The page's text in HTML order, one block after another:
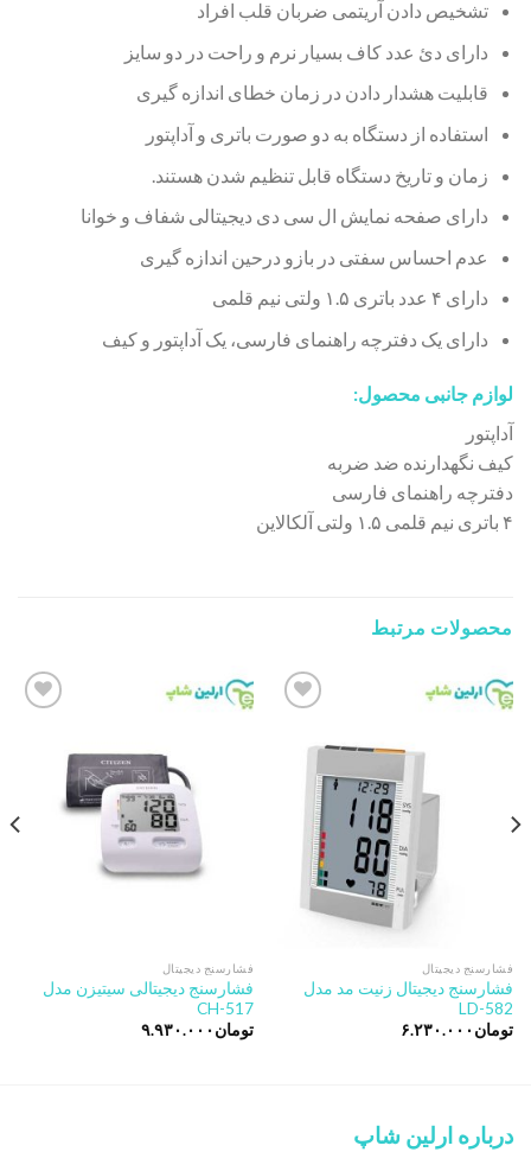
تشخیص دادن آریتمی ضربان قلب افراد
دارای دئ عدد کاف بسیار نرم و راحت در دو سایز
قابلیت هشدار دادن در زمان خطای اندازه گیری
استفاده از دستگاه به دو صورت باتری و آداپتور
زمان و تاریخ دستگاه قابل تنظیم شدن هستند.
دارای صفحه نمایش ال سی دی دیجیتالی شفاف و خوانا
عدم احساس سفتی در بازو درحین اندازه گیری
دارای ۴ عدد باتری ۱.۵ ولتی نیم قلمی
دارای یک دفترچه راهنمای فارسی، یک آداپتور و کیف
لوازم جانبی محصول:
آداپتور
کیف نگهدارنده ضد ضربه
دفترچه راهنمای فارسی
۴ باتری نیم قلمی ۱.۵ ولتی آلکالاین
محصولات مرتبط
wishlist
فشارسنج دیجیتال
فشارسنج دیجیتال زنیت مد مدل
LD-582
تومان ۶.۲۳۰.۰۰۰
فشارسنج دیجیتال
فشارسنج دیجیتالی سیتیزن مدل
CH-517
تومان ۹.۹۳۰.۰۰۰
درباره ارلین شاپ